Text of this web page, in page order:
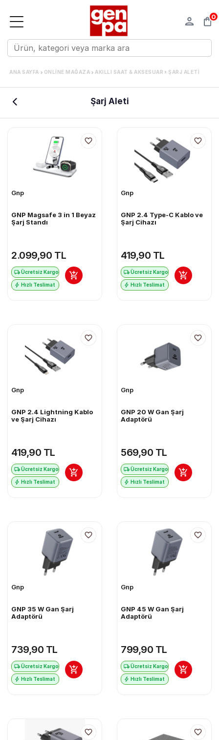
0
ANA SAYFA › ONLINE MAĞAZA › AKILLI SAAT & AKSESUAR ŞARJ ALETI
Şarj Aleti
Gnp
GNP Magsafe 3 in 1 Beyaz
Şarj Standı
2.099,90 TL
Ücretsiz Kargo
Hızlı Teslimat
Gnp
GNP 2.4 Type-C Kablo ve
Şarj Cihazı
419,90 TL
Ücretsiz Kargo
Hızlı Teslimat
Gnp
GNP 2.4 Lightning Kablo
ve Şarj Cihazı
419,90 TL
Ücretsiz Kargo
Hızlı Teslimat
Gnp
GNP 20 W Gan Şarj
Adaptörü
569,90 TL
Ücretsiz Kargo
Hızlı Teslimat
Gnp
GNP 35 W Gan Şarj
Adaptörü
739,90 TL
Ücretsiz Kargo
Hızlı Teslimat
Gnp
GNP 45 W Gan Şarj
Adaptörü
799,90 TL
Ücretsiz Kargo
Hızlı Teslimat